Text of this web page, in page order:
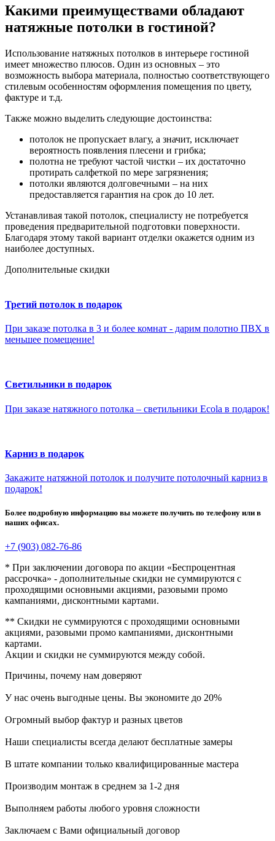
Какими преимуществами обладают
натяжные потолки в гостиной?
Использование натяжных потолков в интерьере гостиной
имеет множество плюсов. Один из основных – это
возможность выбора материала, полностью соответствующего
стилевым особенностям оформления помещения по цвету,
фактуре и т.д.
Также можно выделить следующие достоинства:
потолок не пропускает влагу, а значит, исключает
вероятность появления плесени и грибка;
полотна не требуют частой чистки – их достаточно
протирать салфеткой по мере загрязнения;
потолки являются долговечными – на них
предоставляется гарантия на срок до 10 лет.
Устанавливая такой потолок, специалисту не потребуется
проведения предварительной подготовки поверхности.
Благодаря этому такой вариант отделки окажется одним из
наиболее доступных.
Дополнительные скидки
Третий потолок в подарок
При заказе потолка в 3 и более комнат - дарим полотно ПВХ в
меньшее помещение!
Светильники в подарок
При заказе натяжного потолка – светильники Ecola в подарок!
Карниз в подарок
Закажите натяжной потолок и получите потолочный карниз в
подарок!
Более подробную информацию вы можете получить по телефону или в
наших офисах.
+7 (903) 082-76-86
* При заключении договора по акции «Беспроцентная
рассрочка» - дополнительные скидки не суммируются с
проходящими основными акциями, разовыми промо
кампаниями, дисконтными картами.
** Скидки не суммируются с проходящими основными
акциями, разовыми промо кампаниями, дисконтными
картами.
Акции и скидки не суммируются между собой.
Причины, почему нам доверяют
У нас очень выгодные цены. Вы экономите до 20%
Огромный выбор фактур и разных цветов
Наши специалисты всегда делают бесплатные замеры
В штате компании только квалифицированные мастера
Производим монтаж в среднем за 1-2 дня
Выполняем работы любого уровня сложности
Заключаем с Вами официальный договор